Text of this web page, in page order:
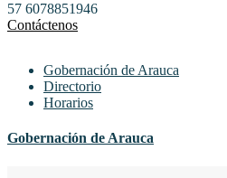
57 6078851946
Contáctenos
Gobernación de Arauca
Directorio
Horarios
Gobernación de Arauca